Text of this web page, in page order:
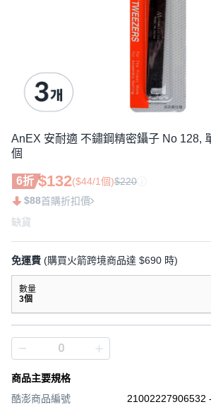
AnEX 安耐適 不鏽鋼精密鑷子 No 128,
個
6折 $132($44/1個)$220
$88首購折扣價
缺貨
免運費 (購買火箭跨境商品達 $690 時)
數量
3個
商品主要規格
酷澎商品編號
21002227906532